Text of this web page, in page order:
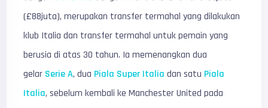
(£88juta), merupakan transfer termahal yang dilakukan
klub Italia dan transfer termahal untuk pemain yang
berusia di atas 30 tahun. Ia memenangkan dua
gelar Serie A, dua Piala Super Italia dan satu Piala
Italia, sebelum kembali ke Manchester United pada